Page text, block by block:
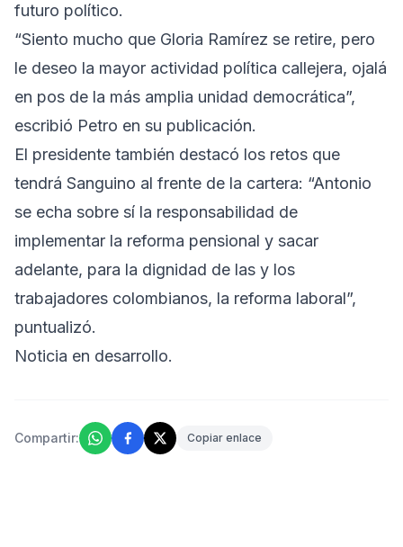
futuro político.
“Siento mucho que Gloria Ramírez se retire, pero
le deseo la mayor actividad política callejera, ojalá
en pos de la más amplia unidad democrática”,
escribió Petro en su publicación.
El presidente también destacó los retos que
tendrá Sanguino al frente de la cartera: “Antonio
se echa sobre sí la responsabilidad de
implementar la reforma pensional y sacar
adelante, para la dignidad de las y los
trabajadores colombianos, la reforma laboral”,
puntualizó.
Noticia en desarrollo.
Compartir: Copiar enlace